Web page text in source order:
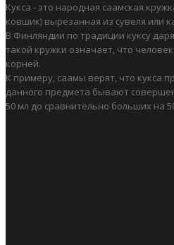
Кукса - это народная саамская
ковшик) вырезанная из сувеля или
В Финляндии по традиции куксу
такой кружки означает, что
корней.
К примеру, саамы верят, что кукса
данного предмета бывают
50 мл до сравнительно больших на